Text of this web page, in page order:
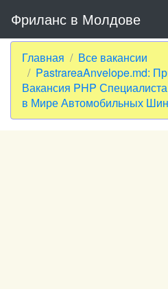
Фриланс в Молдове
Главная
Все вакансии
PastrareaAnvelope.md:
Вакансия PHP
в Мире Автомобильных